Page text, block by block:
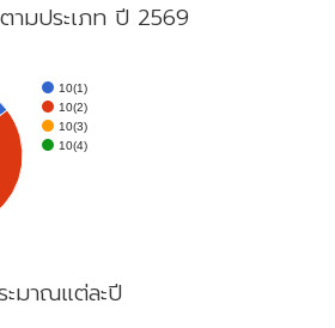
ามประเภท ปี 2569
10(1)
10(2)
10(3)
10(4)
ะมาณแต่ละปี